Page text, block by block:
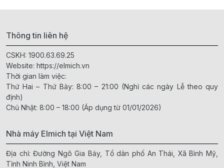
Thông tin liên hệ
CSKH: 1900.63.69.25
Website: https://elmich.vn
Thời gian làm việc:
Thứ Hai – Thứ Bảy: 8:00 – 21:00 (Nghỉ các ngày Lễ theo quy
định)
Chủ Nhật: 8:00 – 18:00 (Áp dụng từ 01/01/2026)
Nhà máy Elmich tại Việt Nam
Địa chỉ: Đường Ngô Gia Bảy, Tổ dân phố An Thái, Xã Bình Mỹ,
Tỉnh Ninh Bình, Việt Nam